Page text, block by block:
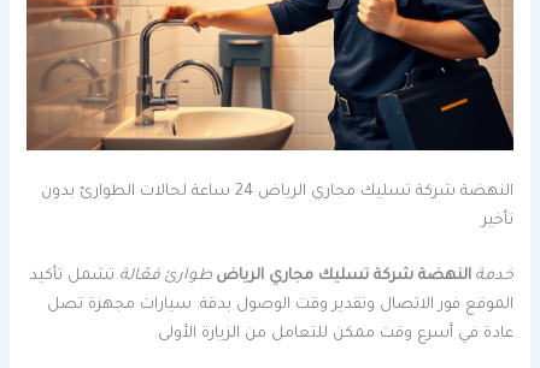
النهضة شركة تسليك مجاري الرياض 24 ساعة لحالات الطوارئ بدون
تأخير
خدمةالنهضة شركة تسليك مجاري الرياض طوارئ فعّالة تشمل تأكيد
الموقع فور الاتصال وتقدير وقت الوصول بدقة. سيارات مجهزة تصل
عادة في أسرع وقت ممكن للتعامل من الزيارة الأولى.